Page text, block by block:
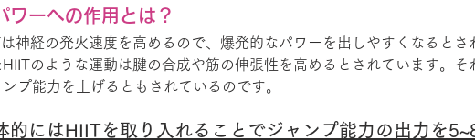
ーへの作用とは？
神経の発火速度を高めるので、爆発的なパワーを出しやすくなるとさ
HIITのような運動は腱の合成や筋の伸張性を高めるとされています。
ンプ能力を上げるともされているのです。
的にはHIITを取り入れることでジャンプ能力の出力を